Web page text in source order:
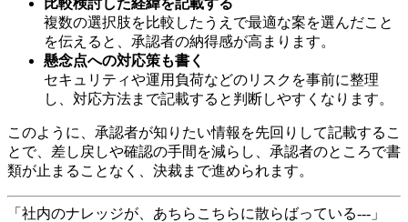
複数の選択肢を比較したうえで最適な案を選んだこと
を伝えると、承認者の納得感が高まります。
懸念点への対応策も書く
セキュリティや運用負荷などのリスクを事前に整理
し、対応方法まで記載すると判断しやすくなります。
このように、承認者が知りたい情報を先回りして記載するこ
とで、差し戻しや確認の手間を減らし、承認者のところで書
類が止まることなく、決裁まで進められます。
「社内のナレッジが、あちらこちらに散らばっている---」